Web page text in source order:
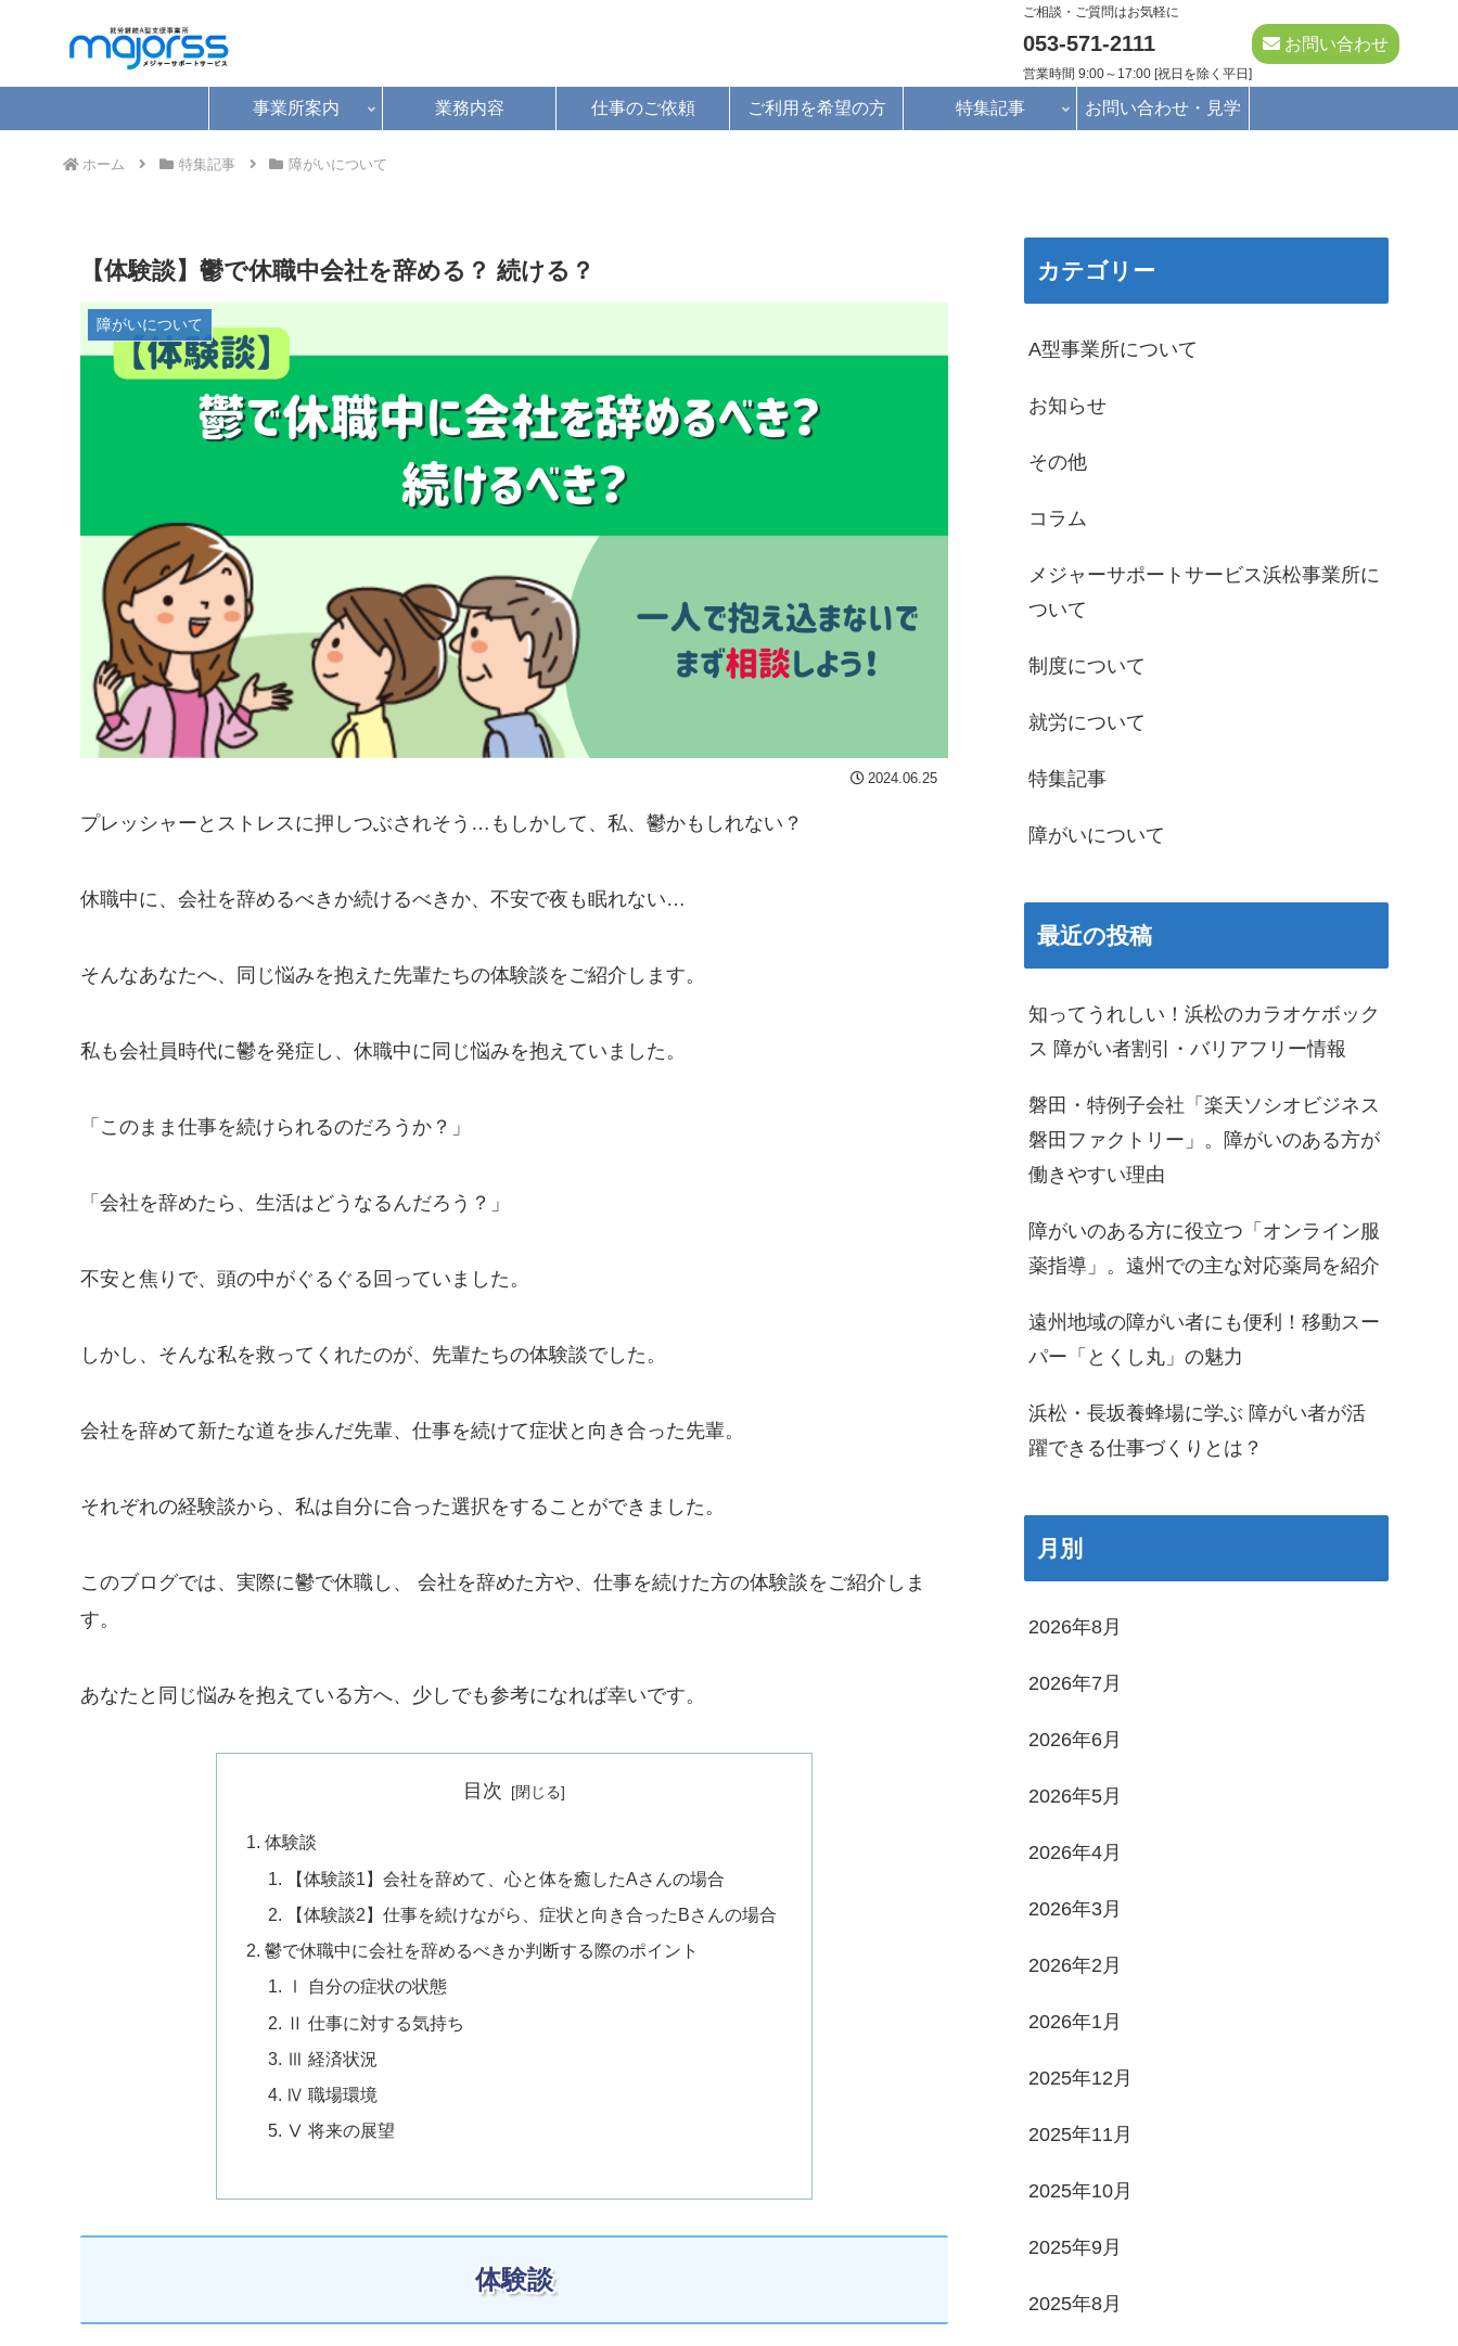
ご相談・ご質問はお気軽に
053-571-2111
営業時間 9:00～17:00 [祝日を除く平日]
お問い合わせ
事業所案内 業務内容 仕事のご依頼 ご利用を希望の方 特集記事 お問い合わせ・見学
ホーム 特集記事 障がいについて
【体験談】鬱で休職中会社を辞める？ 続ける？
障がいについて
2024.06.25
プレッシャーとストレスに押しつぶされそう…もしかして、私、鬱かもしれない？
休職中に、会社を辞めるべきか続けるべきか、不安で夜も眠れない…
そんなあなたへ、同じ悩みを抱えた先輩たちの体験談をご紹介します。
私も会社員時代に鬱を発症し、休職中に同じ悩みを抱えていました。
「このまま仕事を続けられるのだろうか？」
「会社を辞めたら、生活はどうなるんだろう？」
不安と焦りで、頭の中がぐるぐる回っていました。
しかし、そんな私を救ってくれたのが、先輩たちの体験談でした。
会社を辞めて新たな道を歩んだ先輩、仕事を続けて症状と向き合った先輩。
それぞれの経験談から、私は自分に合った選択をすることができました。
このブログでは、実際に鬱で休職し、 会社を辞めた方や、仕事を続けた方の体験談をご紹介しま
す。
あなたと同じ悩みを抱えている方へ、少しでも参考になれば幸いです。
目次
体験談
【体験談1】会社を辞めて、心と体を癒したAさんの場合
【体験談2】仕事を続けながら、症状と向き合ったBさんの場合
鬱で休職中に会社を辞めるべきか判断する際のポイント
Ⅰ 自分の症状の状態
Ⅱ 仕事に対する気持ち
Ⅲ 経済状況
Ⅳ 職場環境
Ⅴ 将来の展望
体験談
カテゴリー
A型事業所について
お知らせ
その他
コラム
メジャーサポートサービス浜松事業所に
ついて
制度について
就労について
特集記事
障がいについて
最近の投稿
知ってうれしい！浜松のカラオケボック
ス 障がい者割引・バリアフリー情報
磐田・特例子会社「楽天ソシオビジネス
磐田ファクトリー」。障がいのある方が
働きやすい理由
障がいのある方に役立つ「オンライン服
薬指導」。遠州での主な対応薬局を紹介
遠州地域の障がい者にも便利！移動スー
パー「とくし丸」の魅力
浜松・長坂養蜂場に学ぶ 障がい者が活
躍できる仕事づくりとは？
月別
2026年8月
2026年7月
2026年6月
2026年5月
2026年4月
2026年3月
2026年2月
2026年1月
2025年12月
2025年11月
2025年10月
2025年9月
2025年8月